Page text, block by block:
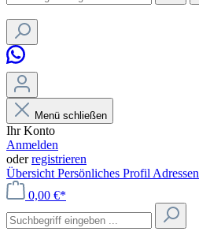
Menü schließen
Ihr Konto
Anmelden
oderregistrieren
Übersicht Persönliches Profil Adressen
0,00 €*